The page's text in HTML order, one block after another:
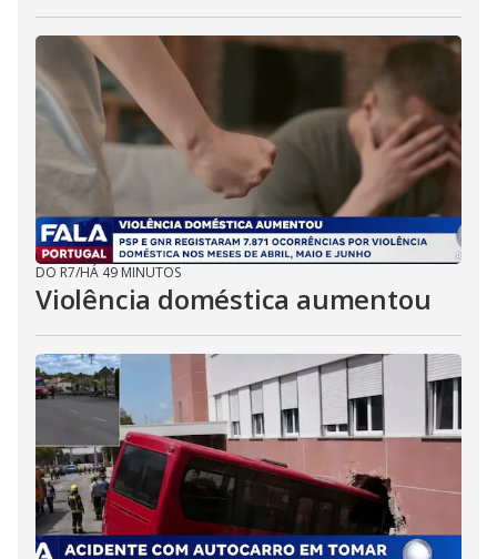
DO R7/HÁ 49 MINUTOS
Violência doméstica aumentou